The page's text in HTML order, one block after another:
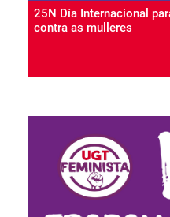
25N Día Internacional
contra as mulleres